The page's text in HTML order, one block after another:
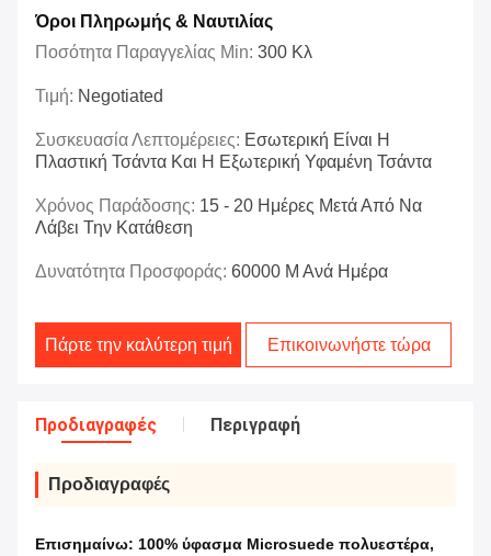
Όροι Πληρωμής & Ναυτιλίας
Ποσότητα Παραγγελίας Min: 300 Κλ
Τιμή: Negotiated
Συσκευασία Λεπτομέρειες: Εσωτερική Είναι Η
Πλαστική Τσάντα Και Η Εξωτερική Υφαμένη Τσάντα
Χρόνος Παράδοσης: 15 - 20 Ημέρες Μετά Από Να
Λάβει Την Κατάθεση
Δυνατότητα Προσφοράς: 60000 Μ Ανά Ημέρα
Πάρτε την καλύτερη τιμή Επικοινωνήστε τώρα
Προδιαγραφές Περιγραφή
Προδιαγραφές
Επισημαίνω: 100% ύφασμα Microsuede πολυεστέρα,